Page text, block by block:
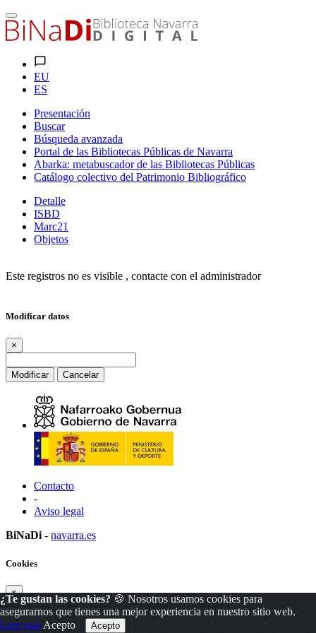
EU
ES
Presentación
Buscar
Búsqueda avanzada
Portal de las Bibliotecas Públicas de Navarra
Abarka: metabuscador de las Bibliotecas Públicas
Catálogo colectivo del Patrimonio Bibliográfico
Detalle
ISBD
Marc21
Objetos
Este registros no es visible , contacte con el administrador
Modificar datos
×
Modificar Cancelar
Contacto
-
Aviso legal
BiNaDi - navarra.es
¿Te gustan las cookies? 🍪 Nosotros usamos cookies para
asegurarnos que tienes una mejor experiencia en nuestro sitio web.
Leer más Acepto
Cookies
×